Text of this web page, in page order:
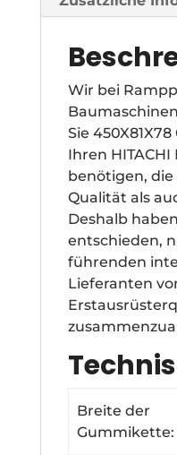
Wir bei Rampp
Sie
Ihren HITACHI
benötigen, die
Qualität als
Deshalb
entschieden,
führenden
Lieferanten
Breite der
Gummikette: